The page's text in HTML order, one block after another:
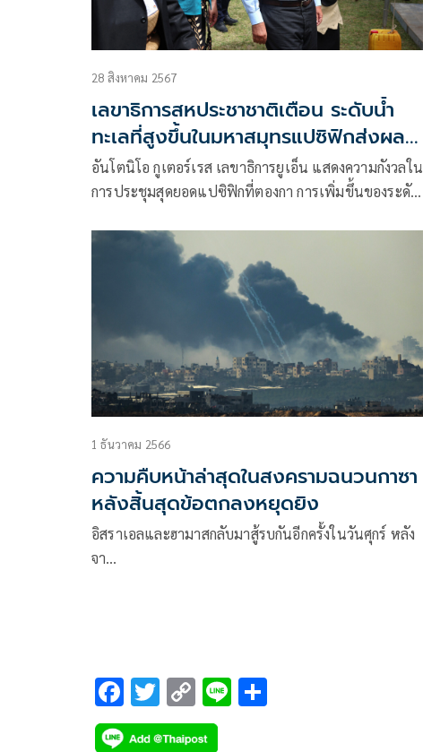
28 สิงหาคม 2567
เลขาธิการสหประชาชาติเตือน ระดับน้ำ
ทะเลที่สูงขึ้นในมหาสมุทรแปซิฟิกส่งผล
ถึง 'ภัยพิบัติโลก'
อันโตนิโอ กูเตอร์เรส เลขาธิการยูเอ็น แสดงความกังวลใน
การประชุมสุดยอดแปซิฟิกที่ตองกา การเพิ่มขึ้นของระดับ
1 ธันวาคม 2566
ความคืบหน้าล่าสุดในสงครามฉนวนกาซา
หลังสิ้นสุดข้อตกลงหยุดยิง
อิสราเอลและฮามาสกลับมาสู้รบกันอีกครั้งในวันศุกร์ หลัง
จา…
F
ac
T
wi
C
o
Li